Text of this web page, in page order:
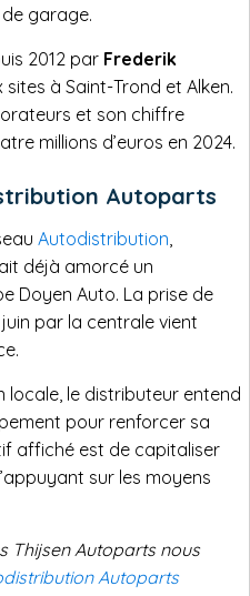
de garage.
2012 par Frederik
sites à Saint-Trond et Alken.
et son chiffre
millions d’euros en 2024.
Autoparts
Autodistribution,
déjà amorcé un
Doyen Auto. La prise de
par la centrale vient
locale, le distributeur entend
pour renforcer sa
affiché est de capitaliser
sur les moyens
Thijsen Autoparts nous
Autoparts